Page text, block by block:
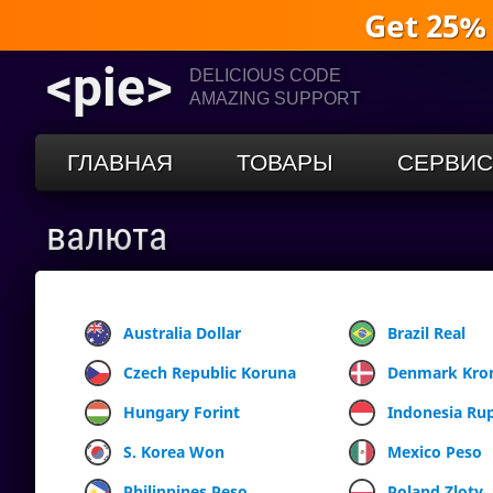
Get
<pie>
DELICIOUS CODE
AMAZING SUPPORT
ГЛАВНАЯ ТОВАРЫ
валюта
Australia Dollar Brazil Real
Czech Republic Koruna
Denmark
Hungary Forint
Indonesia
S. Korea Won
Mexico Peso